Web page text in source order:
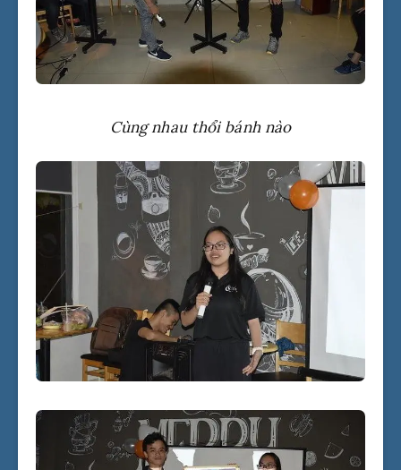
Cùng nhau thổi bánh nào